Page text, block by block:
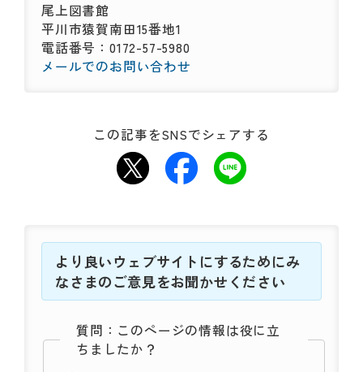
尾上図書館
平川市猿賀南田15番地1
電話番号：0172-57-5980
メールでのお問い合わせ
この記事をSNSでシェアする
より良いウェブサイトにするためにみ
なさまのご意見をお聞かせください
質問：このページの情報は役に立
ちましたか？